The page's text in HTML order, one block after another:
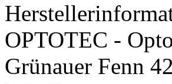
OPTOTEC -
Grünauer Fenn